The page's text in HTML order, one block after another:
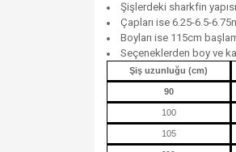
Şişlerdeki sharkfin
Çapları ise 6.25-6.5-
Boyları ise 115cm
Seçeneklerden boy ve
Şiş uzunluğu (cm)
90
100
105